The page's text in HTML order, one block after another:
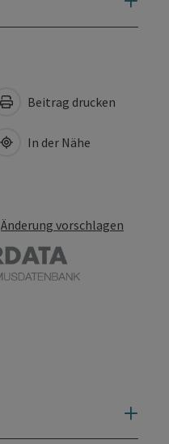
Beitrag drucken
In der Nähe
Änderung vorschlagen